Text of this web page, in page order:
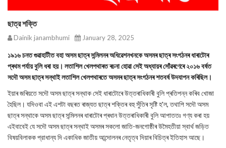
ছাত্র শক্তি
Dainik janambhumi January 28, 2025
১৯১৬ চনত গুৱাহাটীত বহা অসম ছাত্ৰ সন্মিলনৰ অধিৱেশনখনকে অসমৰ ছাত্ৰ সংগঠনৰ ধাৰাটোৰ
প্ৰথম পৰ্যায় বুলি ধৰা হয়। লতাশিল খেলপথাৰত ৰচনা হোৱা সেই অধ্যায়ৰ সোঁৱৰণেৰে ২০১৬ বৰ্ষত
সদৌ অসম ছাত্ৰ সন্থাই লতাশিল খেলপথাৰতে অসমৰ ছাত্ৰ সংগঠনৰ শতবৰ্ষ উদযাপন কৰিছিল।
ইয়াৰ জৰিয়তে সদৌ অসম ছাত্ৰ সন্থাক সেই ধাৰাটোৰে উত্তৰাধিকাৰী বুলি প্ৰতিপন্ন কৰিব খোজা
হৈছিল। যদিওবা এই এশটা বছৰত ৰাজ্যত ছাত্ৰ শক্তিৰ বহু সুঁতিৰ সৃষ্টি হ'ল, তথাপি সদৌ অসম
ছাত্ৰ সন্থাকে অসম ছাত্ৰ সন্মিলনৰ ধাৰাটোৰ প্ৰধান উত্তৰাধিকাৰী বুলি আপাততঃ গণ্য কৰা হয়
এইবাবেই যে সদৌ অসম ছাত্ৰ সন্থাই অসমৰ সকলো জাতি-জনগোষ্ঠীৰ উমৈহতীয়া স্বার্থ জড়িত
বিষয়বিলাকক প্রাধান্য দি একাধিক জাতীয় আন্দোলনৰ নেতৃত্ব দিয়াৰ বিচিত্ৰ ইতিহাস আছে।